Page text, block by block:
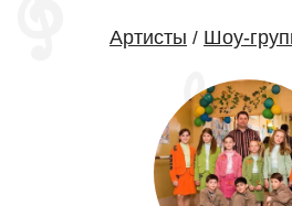
Артисты / Шоу-